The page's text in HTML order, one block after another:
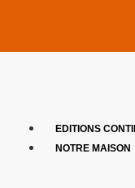
EDITIONS
NOTRE MAISON